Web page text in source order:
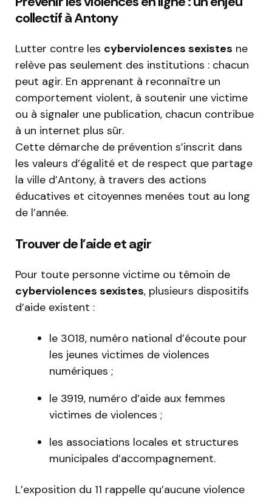
collectif à Antony
Lutter contre les cyberviolences sexistes ne
relève pas seulement des institutions : chacun
peut agir. En apprenant à reconnaître un
comportement violent, à soutenir une victime
ou à signaler une publication, chacun contribue
à un internet plus sûr.
Cette démarche de prévention s’inscrit dans
les valeurs d’égalité et de respect que partage
la ville d’Antony, à travers des actions
éducatives et citoyennes menées tout au long
de l’année.
Trouver de l’aide et agir
Pour toute personne victime ou témoin de
cyberviolences sexistes, plusieurs dispositifs
d’aide existent :
le 3018, numéro national d’écoute pour
les jeunes victimes de violences
numériques ;
le 3919, numéro d’aide aux femmes
victimes de violences ;
les associations locales et structures
municipales d’accompagnement.
L’exposition du 11 rappelle qu’aucune violence